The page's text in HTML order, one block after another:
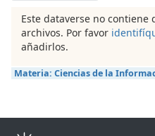
Este dataverse no contiene
archivos. Por favor
añadirlos.
Materia: Ciencias de la